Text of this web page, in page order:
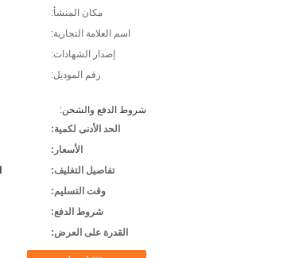
مكان المنشأ:
اسم العلامة التجارية:
إصدار الشهادات:
رقم الموديل:
شروط الدفع والشحن:
الحد الأدنى لكمية:
الأسعار:
تفاصيل التغليف:
وقت التسليم:
شروط الدفع:
القدرة على العرض: